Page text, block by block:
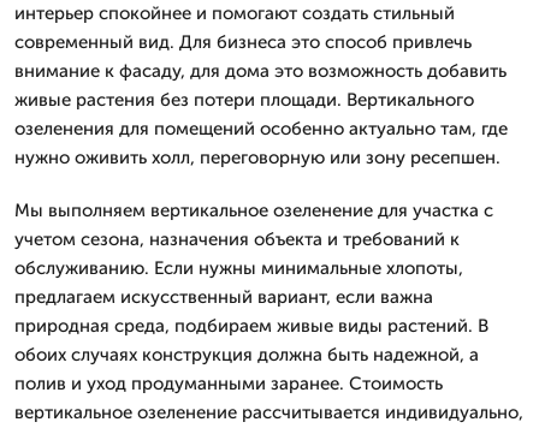
интерьер спокойнее и помогают создать стильный
современный вид. Для бизнеса это способ привлечь
внимание к фасаду, для дома это возможность добавить
живые растения без потери площади. Вертикального
озеленения для помещений особенно актуально там, где
нужно оживить холл, переговорную или зону ресепшен.
Мы выполняем вертикальное озеленение для участка с
учетом сезона, назначения объекта и требований к
обслуживанию. Если нужны минимальные хлопоты,
предлагаем искусственный вариант, если важна
природная среда, подбираем живые виды растений. В
обоих случаях конструкция должна быть надежной, а
полив и уход продуманными заранее. Стоимость
вертикальное озеленение рассчитывается индивидуально,